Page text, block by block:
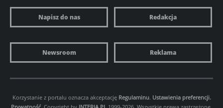
Napisz do nas Redakcja
Newsroom Reklama
Korzystanie z portalu oznacza akceptację Regulaminu. Ustawienia preferencji.